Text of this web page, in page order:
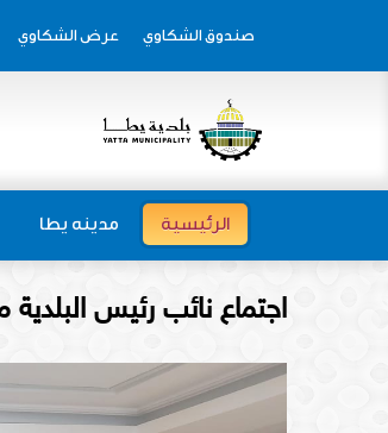
صندوق الشكاوي عرض الشكاوي
الرئيسية مدينه يطا
اجتماع نائب رئيس